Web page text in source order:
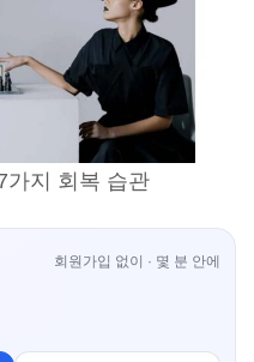
가지 회복 습관
회원가입 없이 · 몇 분 안에